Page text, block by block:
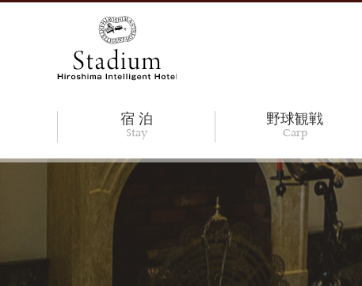
宿 泊
Stay
野球観戦
Carp